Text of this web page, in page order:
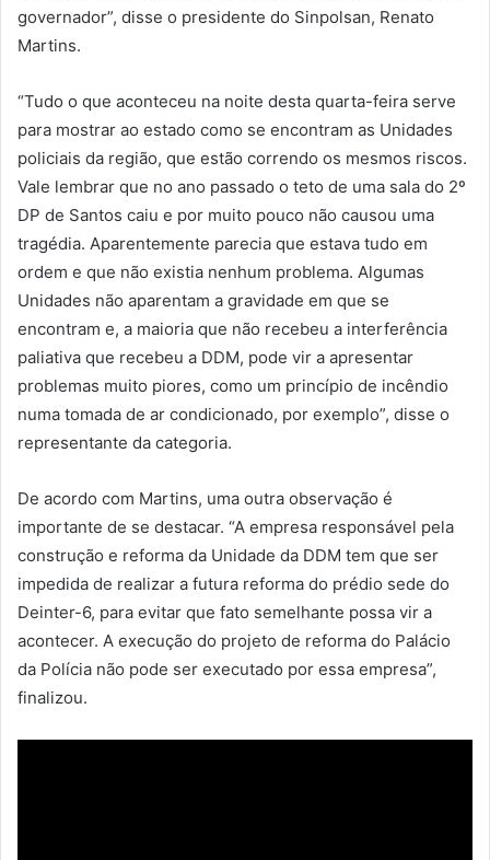
governador”, disse o presidente do Sinpolsan, Renato
Martins.
“Tudo o que aconteceu na noite desta quarta-feira serve
para mostrar ao estado como se encontram as Unidades
policiais da região, que estão correndo os mesmos riscos.
Vale lembrar que no ano passado o teto de uma sala do 2º
DP de Santos caiu e por muito pouco não causou uma
tragédia. Aparentemente parecia que estava tudo em
ordem e que não existia nenhum problema. Algumas
Unidades não aparentam a gravidade em que se
encontram e, a maioria que não recebeu a interferência
paliativa que recebeu a DDM, pode vir a apresentar
problemas muito piores, como um princípio de incêndio
numa tomada de ar condicionado, por exemplo”, disse o
representante da categoria.
De acordo com Martins, uma outra observação é
importante de se destacar. “A empresa responsável pela
construção e reforma da Unidade da DDM tem que ser
impedida de realizar a futura reforma do prédio sede do
Deinter-6, para evitar que fato semelhante possa vir a
acontecer. A execução do projeto de reforma do Palácio
da Polícia não pode ser executado por essa empresa”,
finalizou.